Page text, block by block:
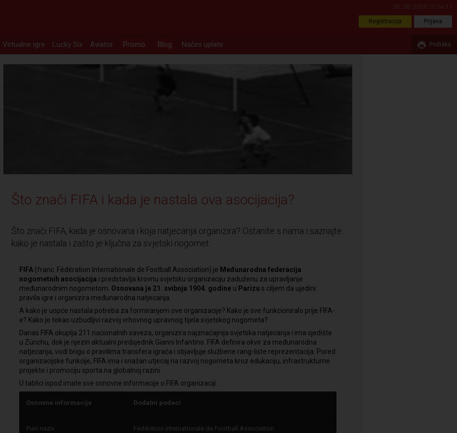
Registracija Prijava
Virtualne igre Lucky Six Aviator Promo Blog Načini uplate Podrška
Što znači FIFA i kada je nastala ova asocijacija?
Što znači FIFA, kada je osnovana i koja natjecanja organizira? Ostanite s nama i saznajte
kako je nastala i zašto je ključna za svjetski nogomet.
FIFA (franc. Fédération Internationale de Football Association) je Međunarodna federacija
nogometnih asocijacija i predstavlja krovnu svjetsku organizaciju zaduženu za upravljanje
međunarodnim nogometom. Osnovana je 21. svibnja 1904. godine u Parizu s ciljem da ujedini
pravila igre i organizira međunarodna natjecanja.
A kako je uopće nastala potreba za formiranjem ove organizacije? Kako je sve funkcioniralo prije FIFA-
e? Kako je tekao uzbudljivi razvoj vrhovnog upravnog tijela svjetskog nogometa?
Danas FIFA okuplja 211 nacionalnih saveza, organizira najznačajnija svjetska natjecanja i ima sjedište
u Zürichu, dok je njezin aktualni predsjednik Gianni Infantino. FIFA definira okvir za međunarodna
natjecanja, vodi brigu o pravilima transfera igrača i objavljuje službene rang-liste reprezentacija. Pored
organizacijske funkcije, FIFA ima i snažan utjecaj na razvoj nogometa kroz edukaciju, infrastrukturne
projekte i promociju sporta na globalnoj razini.
U tablici ispod imate sve osnovne informacije o FIFA organizaciji:
Osnovne informacije Dodatni podaci
Puni naziv Fédération Internationale de Football Association